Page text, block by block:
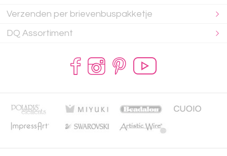
Verzenden per brievenbuspakketje
DQ Assortiment